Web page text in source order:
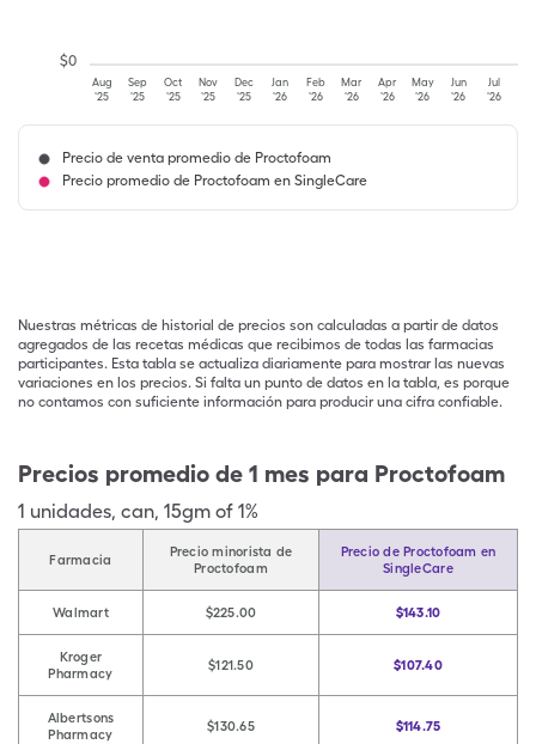
Aug
'25
Sep
'25
Oct
'25
Nov
'25
Dec
'25
Jan
'26
Feb
'26
Mar
'26
Apr
'26
May
'26
Jun
'26
Jul
'26
$0
Precio de venta promedio de Proctofoam
Precio promedio de Proctofoam en SingleCare
Nuestras métricas de historial de precios son calculadas a partir de datos
agregados de las recetas médicas que recibimos de todas las farmacias
participantes. Esta tabla se actualiza diariamente para mostrar las nuevas
variaciones en los precios. Si falta un punto de datos en la tabla, es porque
no contamos con suficiente información para producir una cifra confiable.
Precios promedio de 1 mes para Proctofoam
1 unidades, can, 15gm of 1%
Farmacia
Precio minorista de
Proctofoam
Precio de Proctofoam en
SingleCare
Walmart $225.00 $143.10
Kroger
Pharmacy
$121.50 $107.40
Albertsons
Pharmacy
$130.65 $114.75